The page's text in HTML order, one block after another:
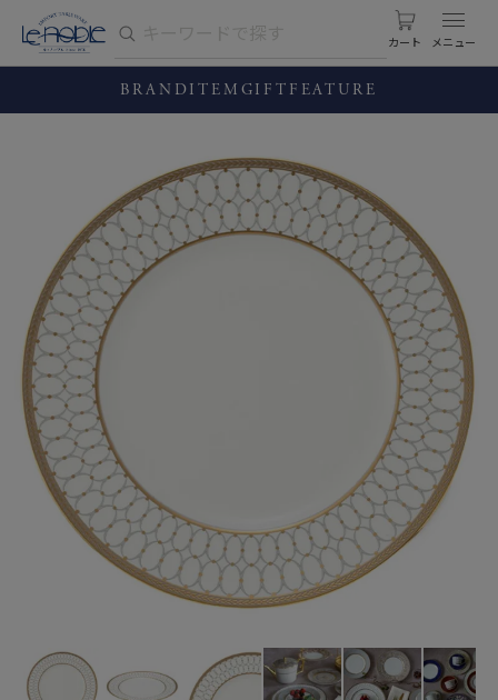
カート
BRANDITEM GIFT FEATURE